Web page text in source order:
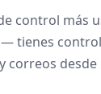
control más
tienes
correos desde